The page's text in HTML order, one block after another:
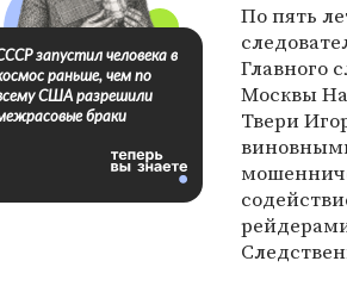
По пять
Главного
Москвы
Твери
запустил человека в
раньше, чем по
США разрешили
браки